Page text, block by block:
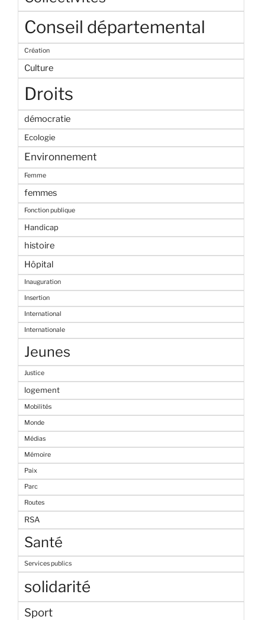
Conseil départemental
Création
Culture
Droits
démocratie
Ecologie
Environnement
Femme
femmes
Fonction publique
Handicap
histoire
Hôpital
Inauguration
Insertion
International
Internationale
Jeunes
Justice
logement
Mobilités
Monde
Médias
Mémoire
Paix
Parc
Routes
RSA
Santé
Services publics
solidarité
Sport